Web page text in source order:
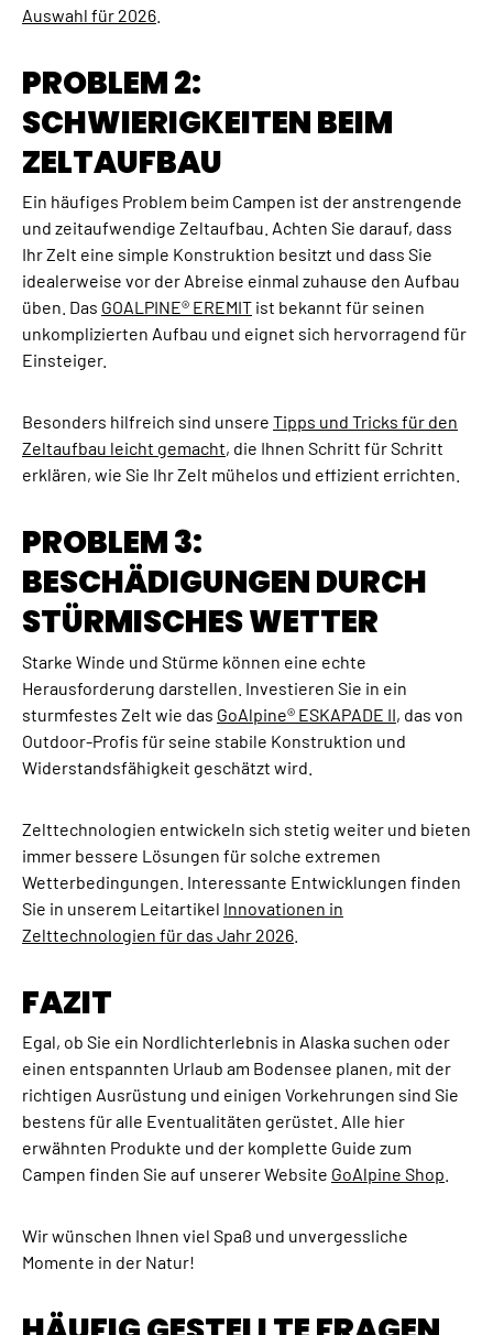
Auswahl für 2026
PROBLEM 2:
SCHWIERIGKEITEN BEIM
ZELTAUFBAU
Ein häufiges Problem beim Campen ist der anstrengende
und zeitaufwendige Zeltaufbau. Achten Sie darauf, dass
Ihr Zelt eine simple Konstruktion besitzt und dass Sie
idealerweise vor der Abreise einmal zuhause den Aufbau
üben. Das GOALPINE® EREMIT ist bekannt für seinen
unkomplizierten Aufbau und eignet sich hervorragend für
Einsteiger.
Besonders hilfreich sind unsere Tipps und Tricks für den
Zeltaufbau leicht gemacht, die Ihnen Schritt für Schritt
erklären, wie Sie Ihr Zelt mühelos und effizient errichten.
PROBLEM 3:
BESCHÄDIGUNGEN DURCH
STÜRMISCHES WETTER
Starke Winde und Stürme können eine echte
Herausforderung darstellen. Investieren Sie in ein
sturmfestes Zelt wie das GoAlpine® ESKAPADE II, das von
Outdoor-Profis für seine stabile Konstruktion und
Widerstandsfähigkeit geschätzt wird.
Zelttechnologien entwickeln sich stetig weiter und bieten
immer bessere Lösungen für solche extremen
Wetterbedingungen. Interessante Entwicklungen finden
Sie in unserem Leitartikel Innovationen in
Zelttechnologien für das Jahr 2026
FAZIT
Egal, ob Sie ein Nordlichterlebnis in Alaska suchen oder
einen entspannten Urlaub am Bodensee planen, mit der
richtigen Ausrüstung und einigen Vorkehrungen sind Sie
bestens für alle Eventualitäten gerüstet. Alle hier
erwähnten Produkte und der komplette Guide zum
Campen finden Sie auf unserer Website GoAlpine Shop
Wir wünschen Ihnen viel Spaß und unvergessliche
Momente in der Natur!